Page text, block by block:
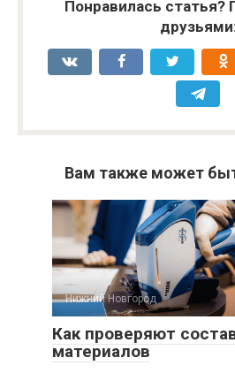
Понравилась статья?
Вам также может
Нижний Новгород
Как проверяют
материалов